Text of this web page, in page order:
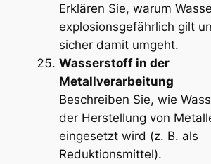
Erklären Sie, warum
explosionsgefährlich gilt
sicher damit umgeht.
Wasserstoff in der
Metallverarbeitung
Beschreiben Sie, wie
der Herstellung von
eingesetzt wird (z. B. als
Reduktionsmittel).